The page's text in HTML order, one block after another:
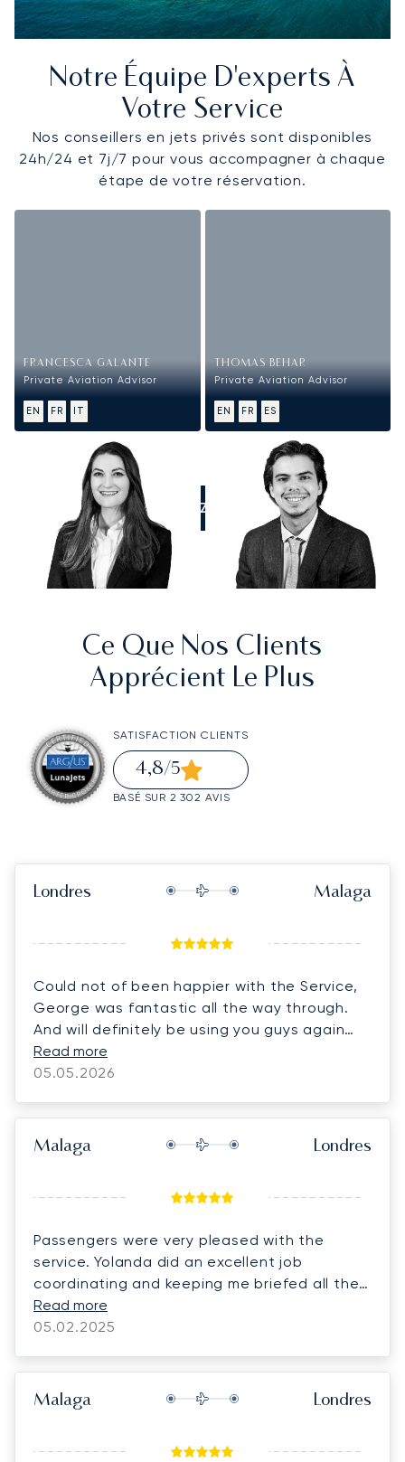
Notre Équipe D'experts À
Votre Service
Nos conseillers en jets privés sont disponibles
24h/24 et 7j/7 pour vous accompagner à chaque
étape de votre réservation.
FRANCESCA GALANTE
Private Aviation Advisor
EN FR IT
THOMAS BEHAR
Private Aviation Advisor
EN FR ES
APPELEZ-NOUS
Ce Que Nos Clients
Apprécient Le Plus
SATISFACTION CLIENTS
4,8/5
BASÉ SUR 2 302 AVIS
Londres Malaga
Could not of been happier with the Service,
George was fantastic all the way through.
And will definitely be using you guys again
thank you.
Read more
05.05.2026
Malaga Londres
Passengers were very pleased with the
service. Yolanda did an excellent job
coordinating and keeping me briefed all the
time.
Read more
05.02.2025
Malaga Londres